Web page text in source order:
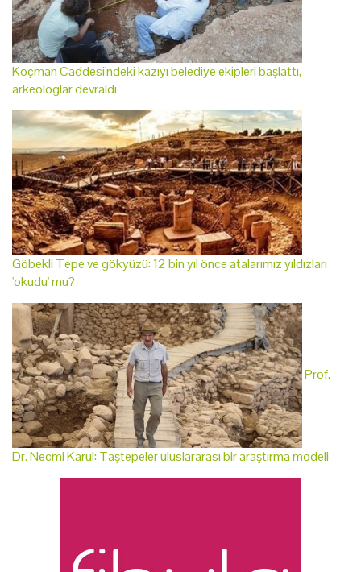
Koçman Caddesi'ndeki kazıyı belediye ekipleri başlattı,
arkeologlar devraldı
Göbekli Tepe ve gökyüzü: 12 bin yıl önce atalarımız yıldızları
'okudu' mu?
Prof.
Dr. Necmi Karul: Taştepeler uluslararası bir araştırma modeli